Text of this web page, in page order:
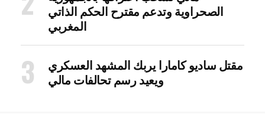
الصحراوية وتدعم مقترح الحكم الذاتي
المغربي
مقتل ساديو كامارا يربك المشهد العسكري
ويعيد رسم تحالفات مالي